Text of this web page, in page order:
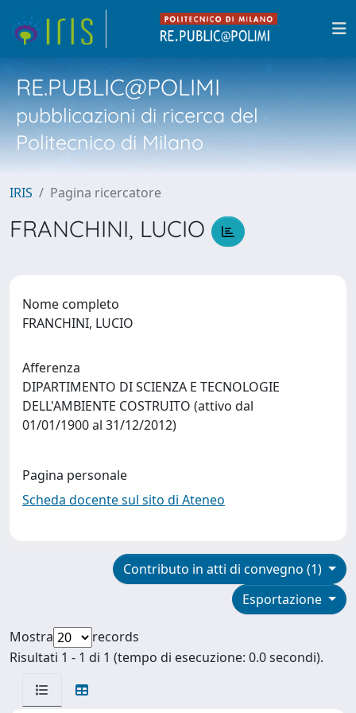
RE.PUBLIC@POLIMI
pubblicazioni di ricerca del
Politecnico di Milano
IRIS Pagina ricercatore
FRANCHINI, LUCIO
Nome completo
FRANCHINI, LUCIO
Afferenza
DIPARTIMENTO DI SCIENZA E TECNOLOGIE
DELL'AMBIENTE COSTRUITO (attivo dal
01/01/1900 al 31/12/2012)
Pagina personale
Scheda docente sul sito di Ateneo
Contributo in atti di convegno (1)
Esportazione
Mostra
records
Risultati 1 - 1 di 1 (tempo di esecuzione: 0.0 secondi).